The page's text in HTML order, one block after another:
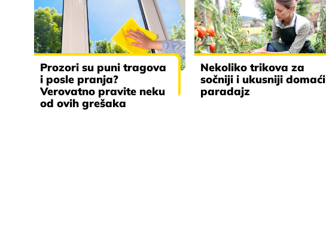
Prozori su puni tragova
i posle pranja?
Verovatno pravite neku
od ovih grešaka
Nekoliko trikova za
sočniji i ukusniji domaći
paradajz